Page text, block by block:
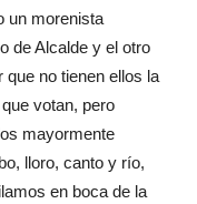
un morenista
de Alcalde y el otro
no tienen ellos la
votan, pero
mayormente
lloro, canto y río,
en boca de la